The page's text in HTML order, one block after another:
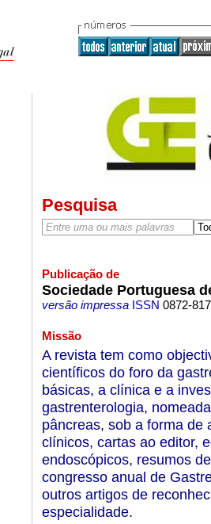
Pesquisa
Publicação de
Sociedade Portuguesa
versão impressaISSN 0872-
Missão
A revista tem como
científicos do foro da
básicas, a clínica e a
gastrenterologia,
pâncreas, sob a forma de
clínicos, cartas ao editor,
endoscópicos, resumos
congresso anual de
outros artigos de
especialidade.